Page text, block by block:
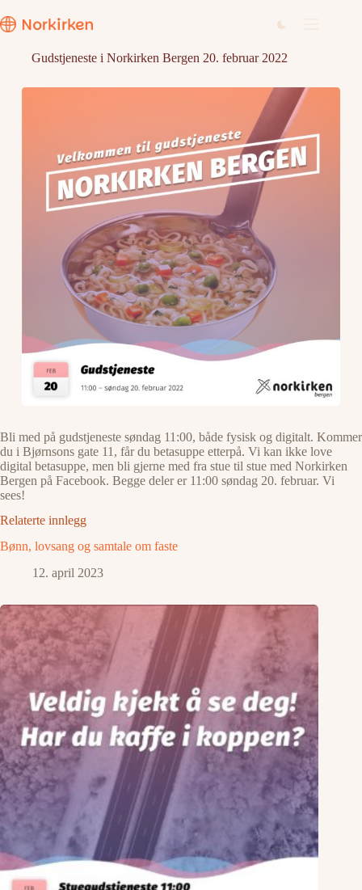
til
innholdet
Gudstjeneste i Norkirken Bergen 20. februar 2022
Bli med på gudstjeneste søndag 11:00, både fysisk og digitalt. Kommer
du i Bjørnsons gate 11, får du betasuppe etterpå. Vi kan ikke love
digital betasuppe, men bli gjerne med fra stue til stue med Norkirken
Bergen på Facebook. Begge deler er 11:00 søndag 20. februar. Vi
sees!
Relaterte innlegg
Bønn, lovsang og samtale om faste
12. april 2023